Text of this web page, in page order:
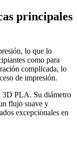
principales
lo que lo
como para
complicada, lo
de impresión.
3D PLA. Su diámetro
flujo suave y
excepcionales en